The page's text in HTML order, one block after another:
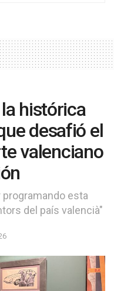
histórica
desafió el
valenciano
programando esta
del país valencià"